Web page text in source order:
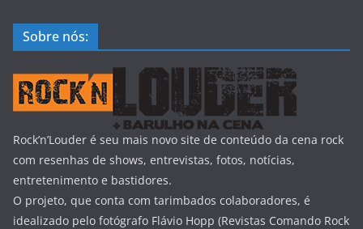
Sobre nós:
Rock’n’Louder é seu mais novo site de conteúdo da cena rock
com resenhas de shows, entrevistas, fotos, notícias,
entretenimento e bastidores.
O projeto, que conta com tarimbados colaboradores, é
idealizado pelo fotógrafo Flávio Hopp (Revistas Comando Rock